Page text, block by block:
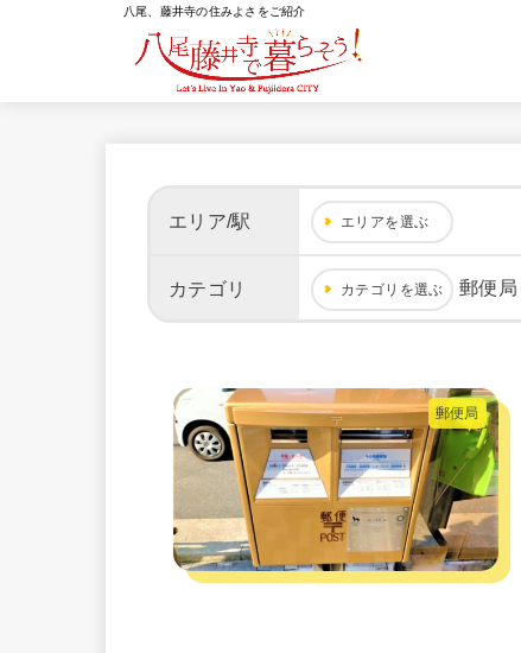
八尾、藤井寺の住みよさをご紹介
エリア/駅 エリアを選ぶ
カテゴリ カテゴリを選ぶ 郵便局
郵便局